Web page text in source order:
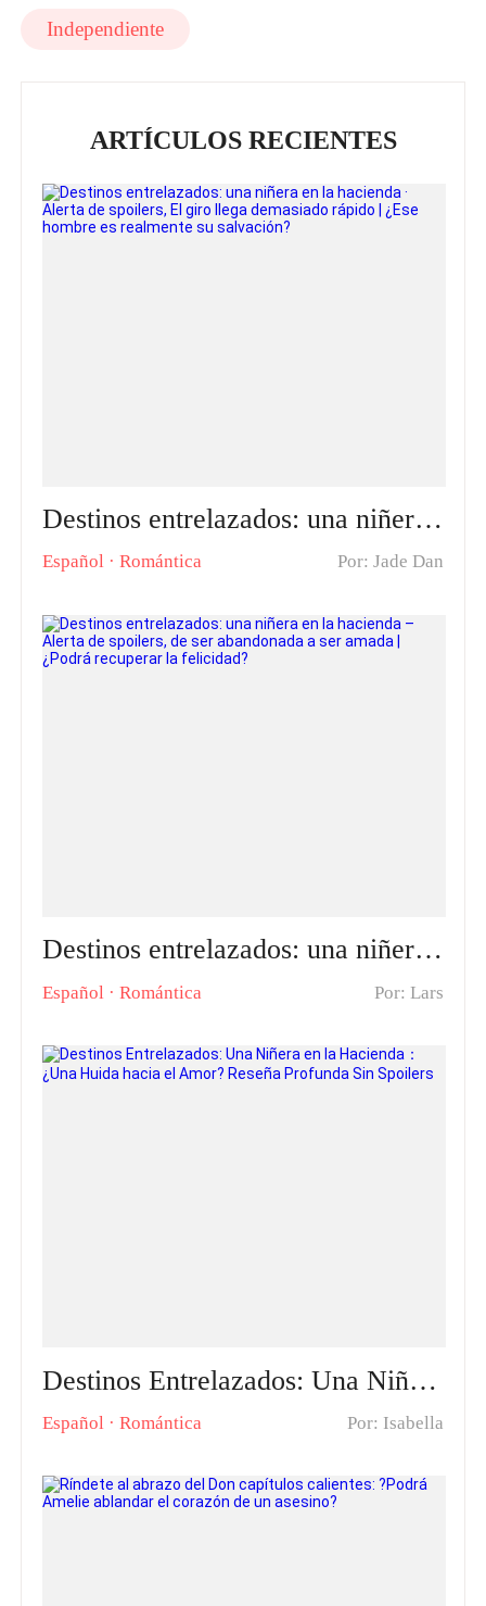
Independiente
ARTÍCULOS RECIENTES
Destinos entrelazados: una niñera en la hacienda · Alerta de spoilers, El giro llega demasiado rápido | ¿Ese hombre es realmente su salvación?
Español ·Romántica Por: Jade Dan
Destinos entrelazados: una niñera en la hacienda – Alerta de spoilers, de ser abandonada a ser amada | ¿Podrá recuperar la felicidad?
Español ·Romántica Por: Lars
Destinos Entrelazados: Una Niñera en la Hacienda： ¿Una Huida hacia el Amor? Reseña Profunda Sin Spoilers
Español ·Romántica Por: Isabella